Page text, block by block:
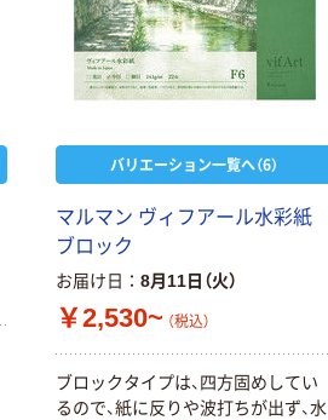
バリエーション一覧へ（6）
マルマン ヴィフアール水彩紙
ブロック
お届け日 8月11日（火）
￥2,530~ （税込）
ブロックタイプは、四方固めしてい
るので、紙に反りや波打ちが出ず、水